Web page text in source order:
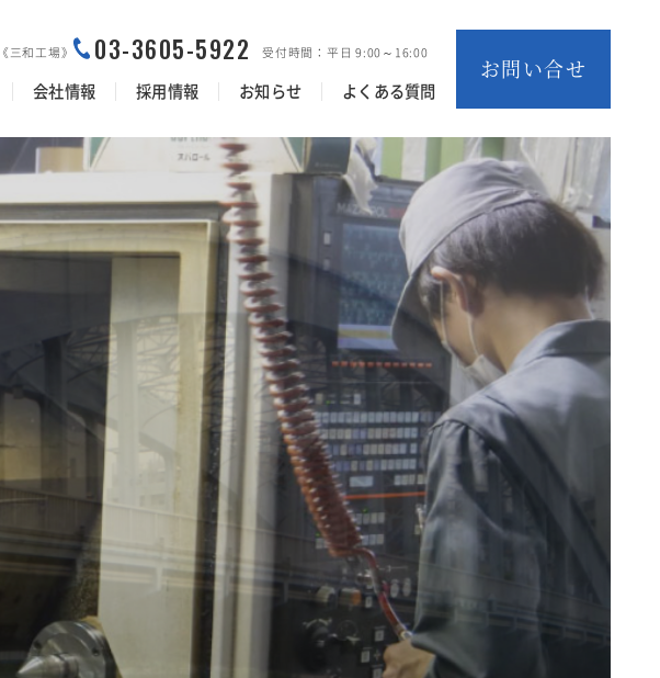
お問い合せ
《三和工場》 03-3605-5922 受付時間：平日 9:00～16:00
会社情報 採用情報 お知らせ よくある質問